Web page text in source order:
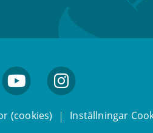
(cookies) Inställningar